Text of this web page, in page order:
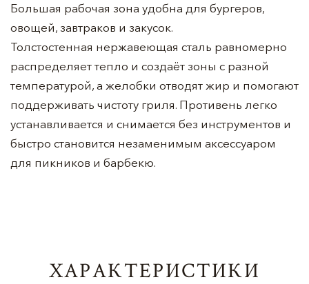
Большая рабочая зона удобна для бургеров,
овощей, завтраков и закусок.
Толстостенная нержавеющая сталь равномерно
распределяет тепло и создаёт зоны с разной
температурой, а желобки отводят жир и помогают
поддерживать чистоту гриля. Противень легко
устанавливается и снимается без инструментов и
быстро становится незаменимым аксессуаром
для пикников и барбекю.
ХАРАКТЕРИСТИКИ